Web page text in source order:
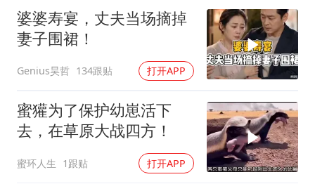
婆婆寿宴，丈夫当场摘掉
妻子围裙！
Genius昊哲 134跟贴 打开APP
蜜獾为了保护幼崽活下
去，在草原大战四方！
蜜环人生 1跟贴 打开APP